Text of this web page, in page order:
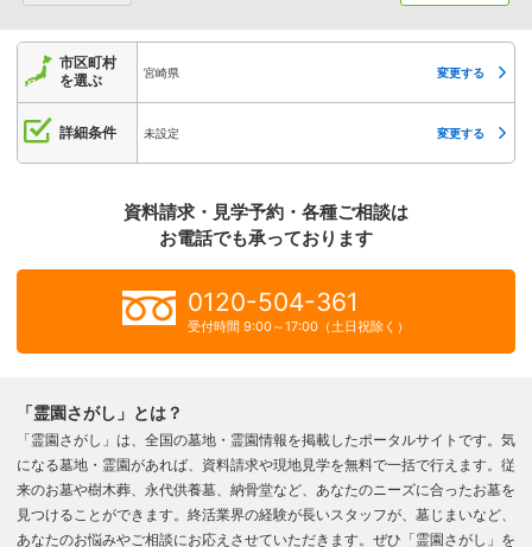
市区町村
を選ぶ
宮崎県 変更する
詳細条件 未設定 変更する
資料請求・見学予約・各種ご相談は
お電話でも承っております
0120-504-361
受付時間 9:00～17:00（土日祝除く）
「霊園さがし」とは？
「霊園さがし」は、全国の墓地・霊園情報を掲載したポータルサイトです。気
になる墓地・霊園があれば、資料請求や現地見学を無料で一括で行えます。従
来のお墓や樹木葬、永代供養墓、納骨堂など、あなたのニーズに合ったお墓を
見つけることができます。終活業界の経験が長いスタッフが、墓じまいなど、
あなたのお悩みやご相談にお応えさせていただきます。ぜひ「霊園さがし」を